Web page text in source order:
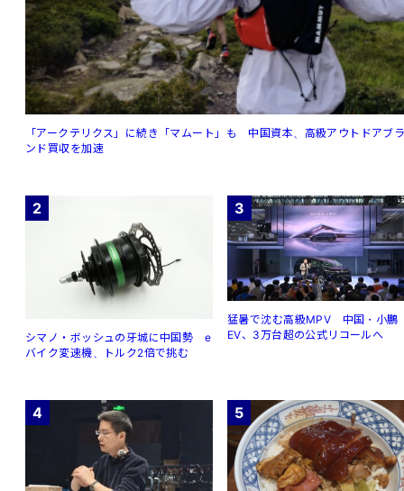
「アークテリクス」に続き「マムート」も 中国資本、高級アウトドアブ
ンド買収を加速
2
シマノ・ボッシュの牙城に中国勢 e
バイク変速機、トルク2倍で挑む
3
猛暑で沈む高級MPV 中国・小鵬
EV、3万台超の公式リコールへ
4 5